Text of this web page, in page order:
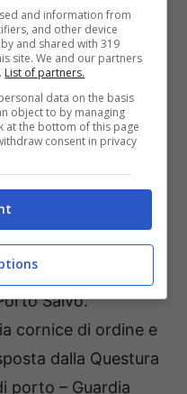
pregio
a tutela,
a violarlo in
9 agosto, si è
le limitazioni
emergenziale, la
di
corona ai Caduti in
Salvo.
cornice di ordine e
dalla Questura
porto – Guardia
and information from
and other device
and shared with 319
site. We and our partners
List of partners.
data on the basis
object to by managing
at the bottom of this page
consent in privacy